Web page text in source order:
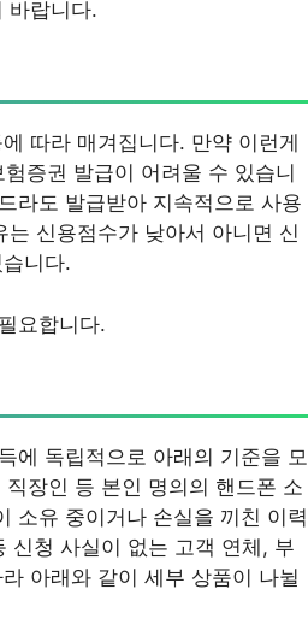
바랍니다.
따라 매겨집니다. 만약 이런게
증권 발급이 어려울 수 있습니
라도 발급받아 지속적으로 사용
신용점수가 낮아서 아니면 신
니다.
요합니다.
에 독립적으로 아래의 기준을 모
장인 등 본인 명의의 핸드폰 소
소유 중이거나 손실을 끼친 이력
신청 사실이 없는 고객 연체, 부
아래와 같이 세부 상품이 나뉠